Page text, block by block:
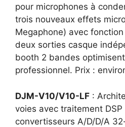
pour microphones à
trois nouveaux effets
Megaphone) avec
deux sorties casque
booth 2 bandes
professionnel. Prix :
DJM-V10/V10-LF :
voies avec traitement
convertisseurs A/D/D/A